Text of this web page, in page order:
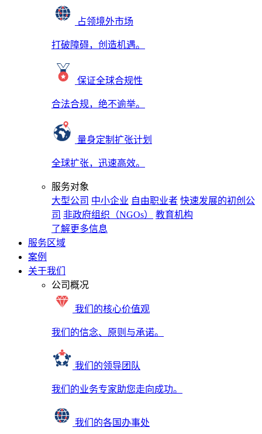
占领境外市场
打破障碍，创造机遇。
保证全球合规性
合法合规，绝不逾举。
量身定制扩张计划
全球扩张，迅速高效。
服务对象
大型公司 中小企业 自由职业者 快速发展的初创公
司 非政府组织（NGOs）
教育机构
了解更多信息
服务区域
案例
关于我们
公司概况
我们的核心价值观
我们的信念、原则与承诺。
我们的领导团队
我们的业务专家助您走向成功。
我们的各国办事处